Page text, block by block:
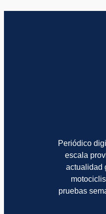
Periódico
escala
actualidad
pruebas